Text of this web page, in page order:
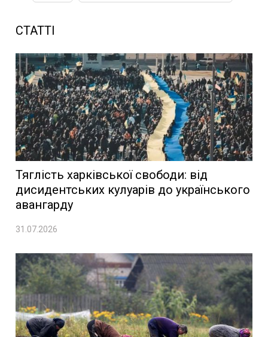
СТАТТІ
Тяглість харківської свободи: від
дисидентських кулуарів до українського
авангарду
31.07.2026